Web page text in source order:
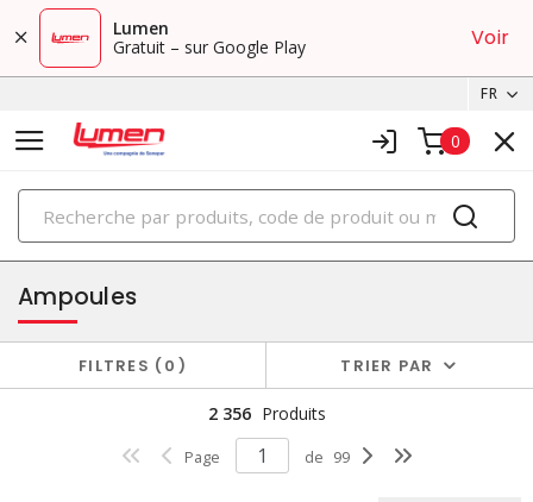
Lumen
Gratuit – sur Google Play
Voir
FR
0
PRODUITS
éclairage
Ampoules
FILTRES 0 TRIER PAR
2 356 Produits
Page de 99